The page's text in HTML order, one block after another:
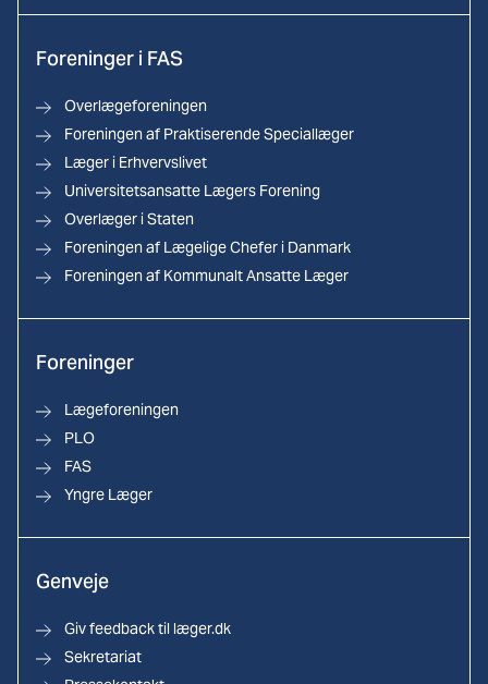
Foreninger i FAS
Overlægeforeningen
Foreningen af Praktiserende Speciallæger
Læger i Erhvervslivet
Universitetsansatte Lægers Forening
Overlæger i Staten
Foreningen af Lægelige Chefer i Danmark
Foreningen af Kommunalt Ansatte Læger
Foreninger
Lægeforeningen
PLO
FAS
Yngre Læger
Genveje
Giv feedback til læger.dk
Sekretariat